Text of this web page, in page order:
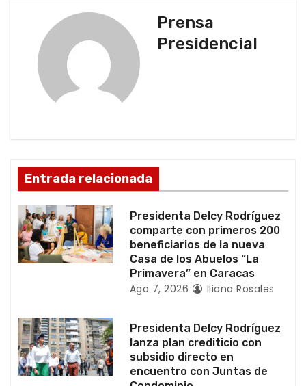
d
e
e
n
r
a
d
Prensa
Presidencial
Entrada relacionada
Presidenta Delcy Rodríguez
comparte con primeros 200
beneficiarios de la nueva
Casa de los Abuelos “La
Primavera” en Caracas
Ago 7, 2026 Iliana Rosales
Presidenta Delcy Rodríguez
lanza plan crediticio con
subsidio directo en
encuentro con Juntas de